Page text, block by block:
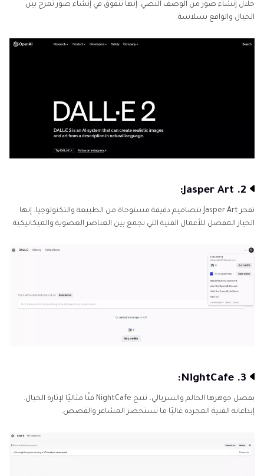
خلال إنشاء صور من الوصف النصي. إنها تتفوق في إنشاء صور تمزج بين
الخيال والواقع بسلاسة.
2. Jasper Art:
تفخر Jasper Art بتصاميم دقيقة مستوحاة من الطبيعة والتكنولوجيا. إنها
الخيار المفضل للأعمال الفنية التي تجمع بين العناصر العضوية والميكانيكية.
3. NightCafe:
بفضل جوهرها الحالم والسريالي، تنتج NightCafe فنًا مثاليًا لإثارة الخيال.
إبداعاته الفنية المجردة غالبًا ما تستحضر المشاعر والقصص.